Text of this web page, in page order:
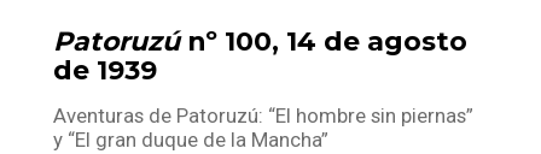
Patoruzú nº 100, 14 de agosto
de 1939
Aventuras de Patoruzú: “El hombre sin piernas”
y “El gran duque de la Mancha”